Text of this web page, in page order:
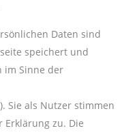
Daten sind
speichert und
im Sinne der
Sie als Nutzer stimmen
Erklärung zu. Die